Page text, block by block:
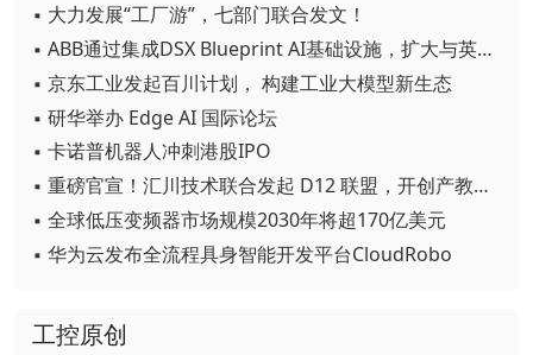
▪ 大力发展“工厂游”，七部门联合发文！
▪ ABB通过集成DSX Blueprint AI基础设施，扩大与英伟达的合作
▪ 京东工业发起百川计划， 构建工业大模型新生态
▪ 研华举办 Edge AI 国际论坛
▪ 卡诺普机器人冲刺港股IPO
▪ 重磅官宣！汇川技术联合发起 D12 联盟，开创产教融合新范式
▪ 全球低压变频器市场规模2030年将超170亿美元
▪ 华为云发布全流程具身智能开发平台CloudRobo
工控原创